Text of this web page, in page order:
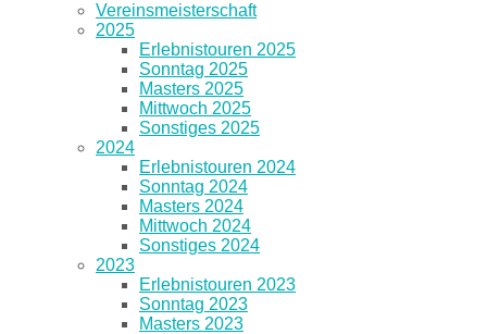
Vereinsmeisterschaft
2025
Erlebnistouren 2025
Sonntag 2025
Masters 2025
Mittwoch 2025
Sonstiges 2025
2024
Erlebnistouren 2024
Sonntag 2024
Masters 2024
Mittwoch 2024
Sonstiges 2024
2023
Erlebnistouren 2023
Sonntag 2023
Masters 2023